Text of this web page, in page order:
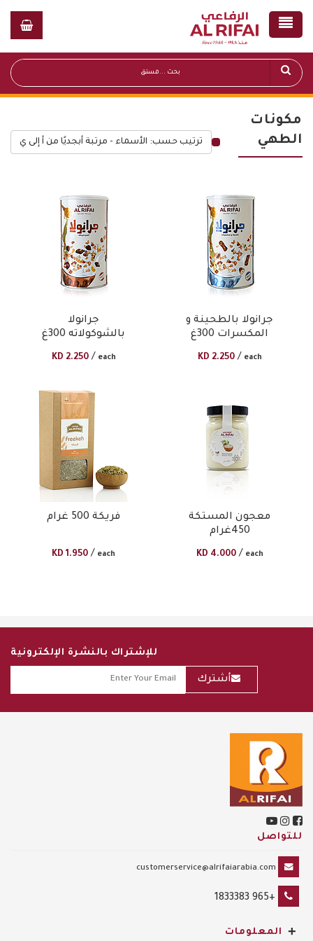
مكونات
الطهي
ترتيب حسب: الأسماء - مرتبة أبجديًا من أ إلى ي
جرانولا
بالشوكولاته 300غ​
KD 2.250 / each
جرانولا بالطحينة و
المكسرات 300غ​
KD 2.250 / each
فريكة 500 غرام
KD 1.950 / each
معجون المستكة
450غرام
KD 4.000 / each
للإشتراك بالنشرة الإلكترونية
أشترك
للتواصل
customerservice@alrifaiarabia.com
+965 1833383
المعلومات +